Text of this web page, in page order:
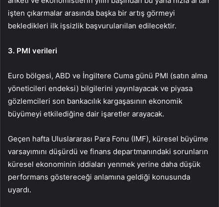
işten çıkarmalar arasında başka bir artış görmeyi
bekledikleri ilk işsizlik başvurularıilan edilecektir.
3. PMI verileri
Euro bölgesi, ABD ve İngiltere Cuma günü PMI (satın alma
yöneticileri endeksi) bilgilerini yayınlayacak ve piyasa
gözlemcileri son bankacılık kargaşasının ekonomik
büyümeyi etkilediğine dair işaretler arayacak.
Geçen hafta Uluslararası Para Fonu (IMF), küresel büyüme
varsayımını düşürdü ve finans departmanındaki sorunların
küresel ekonominin iddiaları yenmek yerine daha düşük
performans göstereceği anlamına geldiği konusunda
uyardı.